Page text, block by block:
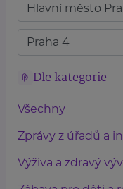
Dle kategorie
Všechny
Zprávy z úřadů a
Výživa a zdravý